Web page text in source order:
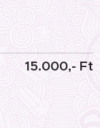
15.000,- Ft